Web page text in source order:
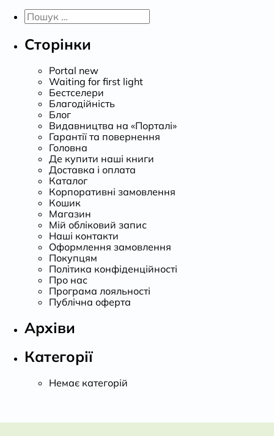
Пошук:
Сторінки
Portal new
Waiting for first light
Бестселери
Благодійність
Блог
Видавництва на «Порталі»
Гарантії та повернення
Головна
Де купити наші книги
Доставка і оплата
Каталог
Корпоративні замовлення
Кошик
Магазин
Мій обліковий запис
Наші контакти
Оформлення замовлення
Покупцям
Політика конфіденційності
Про нас
Програма лояльності
Публічна оферта
Архіви
Категорії
Немає категорій